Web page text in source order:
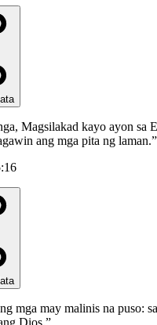
Magsilakad kayo ayon sa
ang mga pita ng laman.”
mga may malinis na puso: